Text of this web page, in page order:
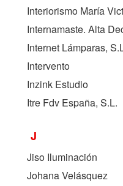
Interiorismo María
Internamaste. Alta
Internet Lámparas,
Intervento
Inzink Estudio
Itre Fdv España, S.L.
J
Jiso Iluminación
Johana Velásquez